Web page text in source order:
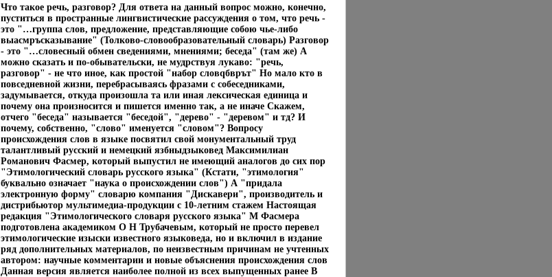
Что такое речь, разговор? Для ответа на данный вопрос можно, конечно,
пуститься в пространные лингвистические рассуждения о том, что речь -
это "…группа слов, предложение, представляющие собою чье-либо
выасмръсказывание" (Толково-словообразовательный словарь) Разговор
- это "…словесный обмен сведениями, мнениями; беседа" (там же) А
можно сказать и по-обывательски, не мудрствуя лукаво: "речь,
разговор" - не что иное, как простой "набор словqбврът" Но мало кто в
повседневной жизни, перебрасываясь фразами с собеседниками,
задумывается, откуда произошла та или иная лексическая единица и
почему она произносится и пишется именно так, а не иначе Скажем,
отчего "беседа" называется "беседой", "дерево" - "деревом" и тд? И
почему, собственно, "слово" именуется "словом"? Вопросу
происхождения слов в языке посвятил свой монументальный труд
талантливый русский и немецкий язбныдзыковед Максимилиан
Романович Фасмер, который выпустил не имеющий аналогов до сих пор
"Этимологический словарь русского языка" (Кстати, "этимология"
буквально означает "наука о происхождении слов") А "придала
электронную форму" словарю компания "Дискавери", производитель и
дистрибьютор мультимедиа-продукции с 10-летним стажем Настоящая
редакция "Этимологического словаря русского языка" М Фасмера
подготовлена академиком О Н Трубачевым, который не просто перевел
этимологические изыски известного языковеда, но и включил в издание
ряд дополнительных материалов, по неизвестным причинам не учтенных
автором: научные комментарии и новые объяснения происхождения слов
Данная версия является наиболее полной из всех выпущенных ранее В